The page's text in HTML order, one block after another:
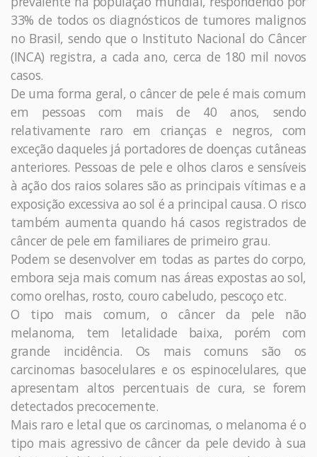
33% de todos os diagnósticos de tumores malignos
no Brasil, sendo que o Instituto Nacional do Câncer
(INCA) registra, a cada ano, cerca de 180 mil novos
casos.
De uma forma geral, o câncer de pele é mais comum
em pessoas com mais de 40 anos, sendo
relativamente raro em crianças e negros, com
exceção daqueles já portadores de doenças cutâneas
anteriores. Pessoas de pele e olhos claros e sensíveis
à ação dos raios solares são as principais vítimas e a
exposição excessiva ao sol é a principal causa. O risco
também aumenta quando há casos registrados de
câncer de pele em familiares de primeiro grau.
Podem se desenvolver em todas as partes do corpo,
embora seja mais comum nas áreas expostas ao sol,
como orelhas, rosto, couro cabeludo, pescoço etc.
O tipo mais comum, o câncer da pele não
melanoma, tem letalidade baixa, porém com
grande incidência. Os mais comuns são os
carcinomas basocelulares e os espinocelulares, que
apresentam altos percentuais de cura, se forem
detectados precocemente.
Mais raro e letal que os carcinomas, o melanoma é o
tipo mais agressivo de câncer da pele devido à sua